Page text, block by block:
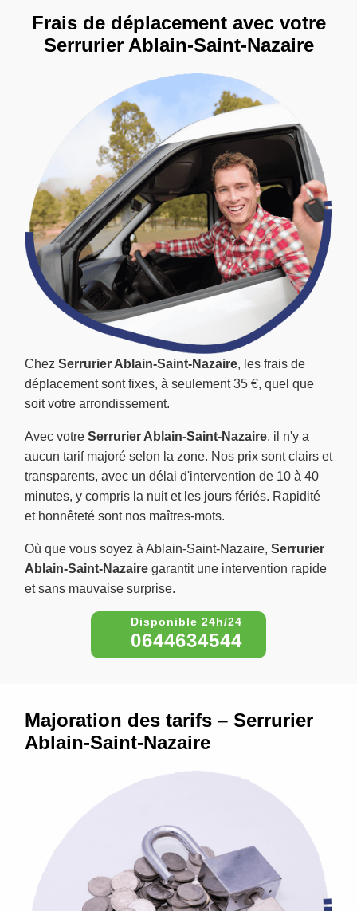
Chez Serrurier Ablain-Saint-Nazaire, les frais de
déplacement sont fixes, à seulement 35 €, quel que
soit votre arrondissement.
Avec votre Serrurier Ablain-Saint-Nazaire, il n'y a
aucun tarif majoré selon la zone. Nos prix sont clairs et
transparents, avec un délai d'intervention de 10 à 40
minutes, y compris la nuit et les jours fériés. Rapidité
et honnêteté sont nos maîtres-mots.
Où que vous soyez à Ablain-Saint-Nazaire, Serrurier
Ablain-Saint-Nazaire garantit une intervention rapide
et sans mauvaise surprise.
0644634544
Frais de déplacement avec votre
Serrurier Ablain-Saint-Nazaire
Majoration des tarifs – Serrurier
Ablain-Saint-Nazaire